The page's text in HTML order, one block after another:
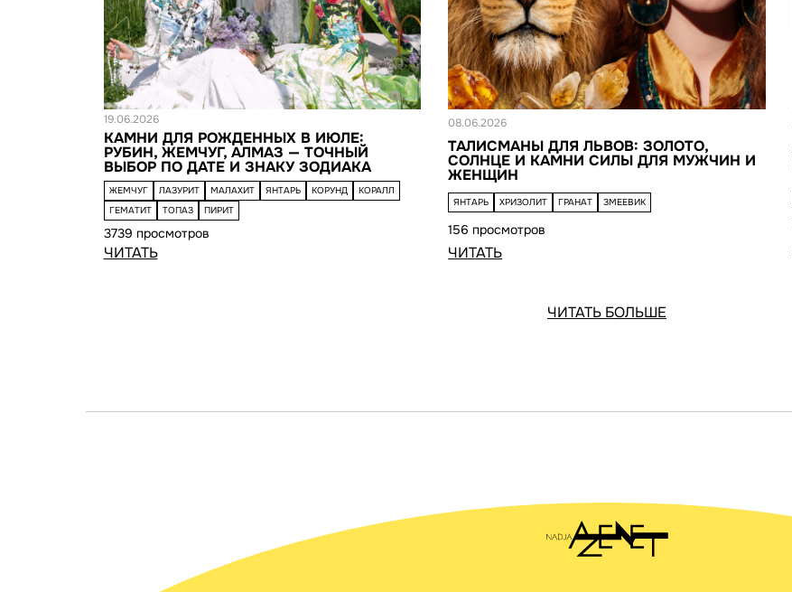
Новость
19.06.2026
КАМНИ ДЛЯ РОЖДЕННЫХ В ИЮЛЕ:
РУБИН, ЖЕМЧУГ, АЛМАЗ — ТОЧНЫЙ
ВЫБОР ПО ДАТЕ И ЗНАКУ ЗОДИАКА
ЖЕМЧУГ ЛАЗУРИТ МАЛАХИТ ЯНТАРЬ КОРУНД
КОРАЛЛ
ГЕМАТИТ
ТОПАЗ ПИРИТ
3739 просмотров
ЧИТАТЬ
Новость
08.06.2026
ТАЛИСМАНЫ ДЛЯ ЛЬВОВ: ЗОЛОТО,
СОЛНЦЕ И КАМНИ СИЛЫ ДЛЯ МУЖЧИН И
ЖЕНЩИН
ЯНТАРЬ ХРИЗОЛИТ ГРАНАТ ЗМЕЕВИК
156 просмотров
ЧИТАТЬ
ЧИТАТЬ БОЛЬШЕ